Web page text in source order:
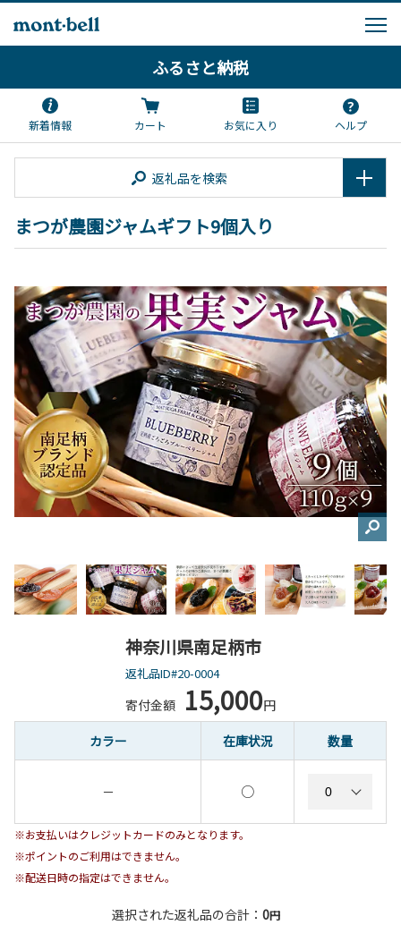
ふるさと納税
新着情報 カート お気に入り ヘルプ
返礼品を検索
まつが農園ジャムギフト9個入り
神奈川県南足柄市
返礼品ID#20-0004
寄付金額 15,000円
カラー
在庫状況 数量
－ ○
※お支払いはクレジットカードのみとなります。
※ポイントのご利用はできません。
※配送日時の指定はできません。
選択された返礼品の合計： 0円